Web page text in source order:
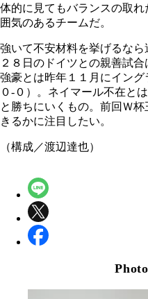
体的に見てもバランスの取
囲気のあるチームだ。
強いて不安材料を挙げるな
２８日のドイツとの親善試
強豪とは昨年１１月にイン
０‐０）。ネイマール不在と
と勝ちにいくもの。前回Ｗ
きるかに注目したい。
（構成／渡辺達也）